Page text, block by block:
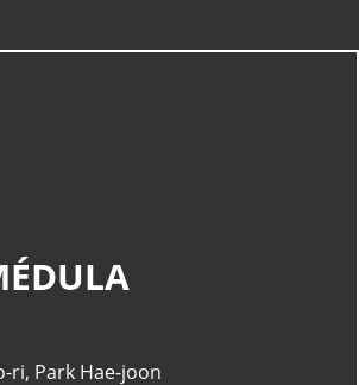
ri, Park Hae-joon
España(77)